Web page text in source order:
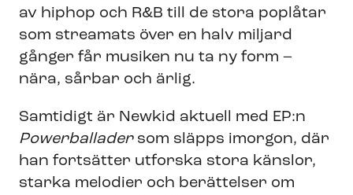
av hiphop och R&B till de stora poplåtar
som streamats över en halv miljard
gånger får musiken nu ta ny form –
nära, sårbar och ärlig.
Samtidigt är Newkid aktuell med EP:n
Powerballadersom släpps imorgon, där
han fortsätter utforska stora känslor,
starka melodier och berättelser om